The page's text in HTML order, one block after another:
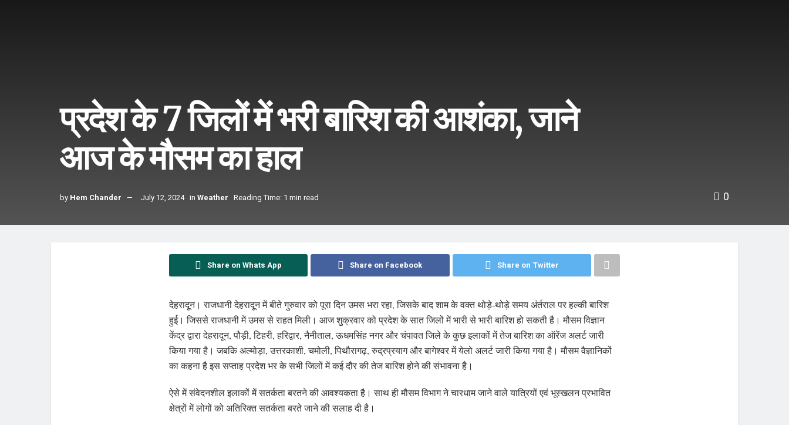
प्रदेश के 7 जिलों में भरी बारिश की आशंका, जाने
आज के मौसम का हाल
by Hem Chander July 12, 2024 in Weather Reading Time: 1 min read 0
Share on Whats App Share on Facebook Share on Twitter
देहरादून। राजधानी देहरादून में बीते गुरुवार को पूरा दिन उमस भरा रहा, जिसके बाद शाम के वक्त थोड़े-थोड़े समय अंर्तराल पर हल्की बारिश
हुई। जिससे राजधानी में उमस से राहत मिली। आज शुक्रवार को प्रदेश के सात जिलों में भारी से भारी बारिश हो सकती है। मौसम विज्ञान
केंद्र द्वारा देहरादून, पौड़ी, टिहरी, हरिद्वार, नैनीताल, ऊधमसिंह नगर और चंपावत जिले के कुछ इलाकों में तेज बारिश का ऑरेंज अलर्ट जारी
किया गया है। जबकि अल्मोड़ा, उत्तरकाशी, चमोली, पिथौरागढ़, रुद्रप्रयाग और बागेश्वर में येलो अलर्ट जारी किया गया है। मौसम वैज्ञानिकों
का कहना है इस सप्ताह प्रदेश भर के सभी जिलों में कई दौर की तेज बारिश होने की संभावना है।
ऐसे में संवेदनशील इलाकों में सतर्कता बरतने की आवश्यकता है। साथ ही मौसम विभाग ने चारधाम जाने वाले यात्रियों एवं भूस्खलन प्रभावित
क्षेत्रों में लोगों को अतिरिक्त सतर्कता बरते जाने की सलाह दी है।